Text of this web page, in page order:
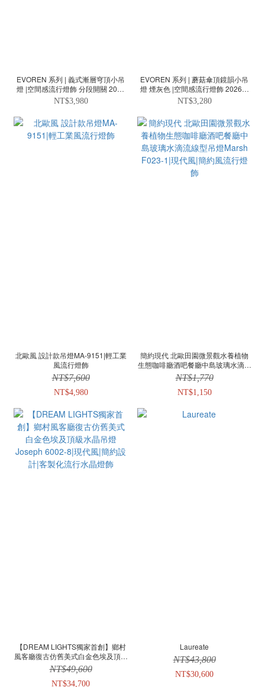
EVOREN 系列 | 義式漸層穹頂小吊
燈 |空間感流行燈飾 分段開關 2026
新款
NT$3,980
EVOREN 系列 | 蘑菇傘頂鏡韻小吊
燈 煙灰色 |空間感流行燈飾 2026新
款
NT$3,280
北歐風 設計款吊燈MA-9151|輕工業
風流行燈飾
NT$7,600
NT$4,980
簡約現代 北歐田園微景觀水養植物
生態咖啡廳酒吧餐廳中島玻璃水滴流
線型吊燈Marsh F023-1|現代風|簡約
風流行燈飾
NT$1,770
NT$1,150
【DREAM LIGHTS獨家首創】鄉村
風客廳復古仿舊美式白金色埃及頂級
水晶吊燈 Joseph 6002-8|現代風|簡
約設計|客製化流行水晶燈飾
NT$49,600
NT$34,700
Laureate
NT$43,800
NT$30,600